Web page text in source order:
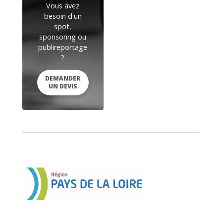
Vous avez
besoin d'un
spot,
sponsoring ou
publireportage
?
DEMANDER
UN DEVIS